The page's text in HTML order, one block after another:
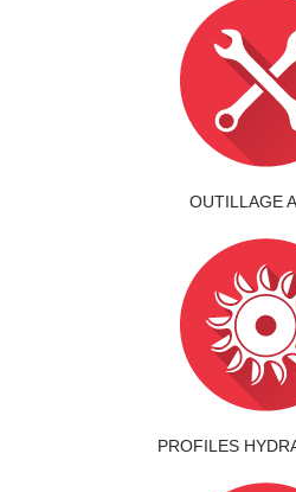
OUTILLAGE
PROFILES